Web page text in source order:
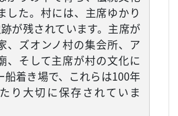
した。村には、主席ゆかり
が残されています。主席が
、ズオンノ村の集会所、ア
、そして主席が村の文化に
船着き場で、これらは100年
り大切に保存されていま